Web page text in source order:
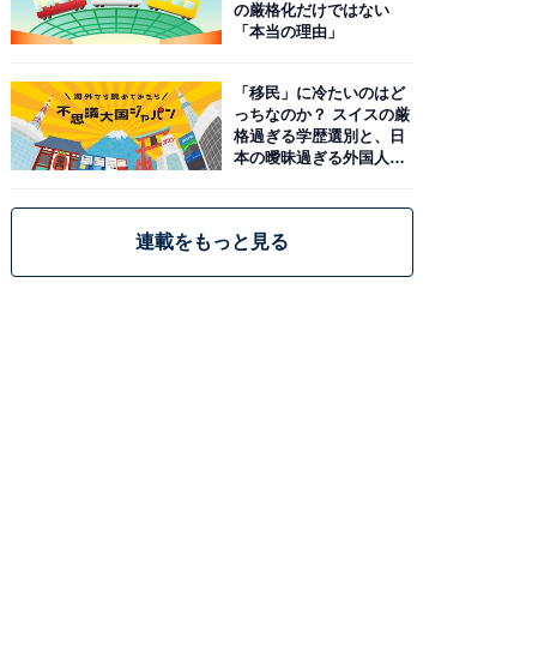
の厳格化だけではない
「本当の理由」
「移民」に冷たいのはど
っちなのか？ スイスの厳
格過ぎる学歴選別と、日
本の曖昧過ぎる外国人政
連載をもっと見る